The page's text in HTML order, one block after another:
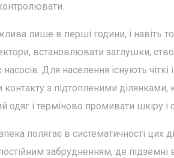
лише в перші години, і навіть
встановлювати заглушки,
Для населення існують
контакту з підтопленими
одяг і терміново промивати шкіру і
полягає в систематичності цих
забрудненням, де